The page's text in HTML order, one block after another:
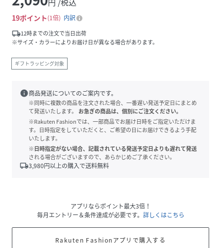
19ポイント 1倍
内訳
local_shipping12時までの注文で当日出荷
※サイズ・カラーによりお届け日が異なる場合があります。
ギフトラッピング対象
info商品発送についてのご案内です。
※同時に複数の商品を注文された場合、一番遅い発送予定日にまとめ
て発送いたします。
お急ぎの商品は、個別にご注文ください。
※Rakuten Fashionでは、一部商品でお届け日時をご指定いただけま
す。日時指定をしていただくと、ご希望の日にお届けできるよう手配
いたします。
※日時指定がない場合、記載されている発送予定日よりも遅れて発送
される場合がございますので、あらかじめご了承ください。
local_shipping3,980円以上の購入で送料無料
アプリならポイント最大3倍！
毎月エントリー＆条件達成が必要です。 詳しくはこちら
Rakuten Fashionアプリで購入する